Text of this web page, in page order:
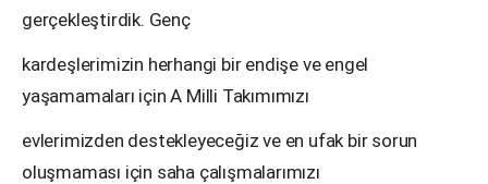
gerçekleştirdik. Genç
kardeşlerimizin herhangi bir endişe ve engel
yaşamamaları için A Milli Takımımızı
evlerimizden destekleyeceğiz ve en ufak bir sorun
oluşmaması için saha çalışmalarımızı